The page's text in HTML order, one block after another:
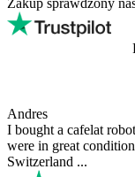
Zakup sprawdzony
Andres
I bought a cafelat
were in great
Switzerland ...